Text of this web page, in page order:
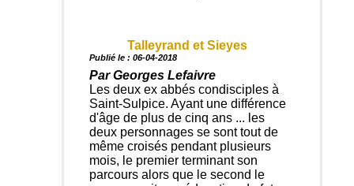
Talleyrand et Sieyes
Publié le : 06-04-2018
Par Georges Lefaivre
Les deux ex abbés condisciples à
Saint-Sulpice. Ayant une différence
d'âge de plus de cinq ans ... les
deux personnages se sont tout de
même croisés pendant plusieurs
mois, le premier terminant son
parcours alors que le second le